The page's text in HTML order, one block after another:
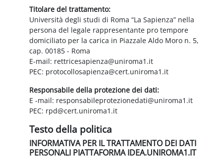
Titolare del trattamento:
Università degli studi di Roma “La Sapienza” nella
persona del legale rappresentante pro tempore
domiciliato per la carica in Piazzale Aldo Moro n. 5,
cap. 00185 - Roma
E-mail: rettricesapienza@uniroma1.it
PEC: protocollosapienza@cert.uniroma1.it
Responsabile della protezione dei dati:
E -mail: responsabileprotezionedati@uniroma1.it
PEC: rpd@cert.uniroma1.it
Testo della politica
INFORMATIVA PER IL TRATTAMENTO DEI DATI
PERSONALI PIATTAFORMA IDEA.UNIROMA1.IT